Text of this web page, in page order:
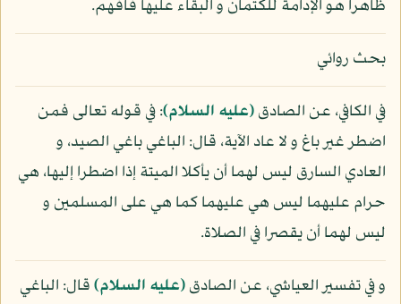
ظاهرا هو الإدامة للكتمان و البقاء عليها فافهم.
بحث روائي
في الكافي، عن الصادق(عليه السلام): في قوله تعالى فمن
اضطر غير باغ و لا عاد الآية، قال: الباغي باغي الصيد، و
العادي السارق ليس لهما أن يأكلا الميتة إذا اضطرا إليها، هي
حرام عليهما ليس هي عليهما كما هي على المسلمين و
ليس لهما أن يقصرا في الصلاة.
و في تفسير العياشي، عن الصادق(عليه السلام)قال: الباغي